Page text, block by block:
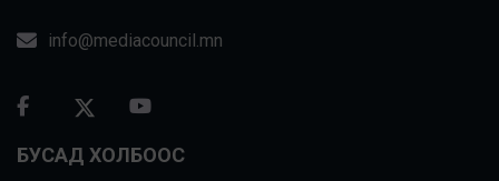
info@mediacouncil.mn
БУСАД ХОЛБООС